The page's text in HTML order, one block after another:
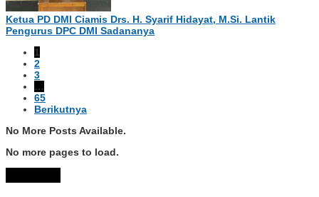
Ketua PD DMI Ciamis Drs. H. Syarif Hidayat, M.Si. Lantik
Pengurus DPC DMI Sadananya
1
2
3
…
65
Berikutnya
No More Posts Available.
No more pages to load.